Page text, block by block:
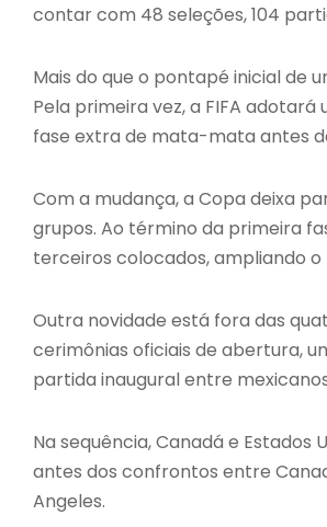
contar com 48 seleções, 104
Mais do que o pontapé inicial de
Pela primeira vez, a FIFA
fase extra de mata-mata antes
Com a mudança, a Copa deixa
grupos. Ao término da primeira
terceiros colocados, ampliando
Outra novidade está fora das
cerimônias oficiais de abertura,
partida inaugural entre
Na sequência, Canadá e
antes dos confrontos entre
Angeles.